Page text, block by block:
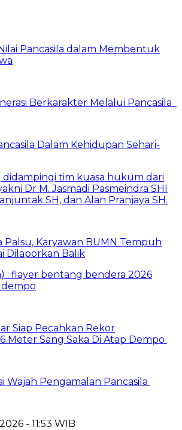
Pancasila dalam Membentuk
Berkarakter Melalui Pancasila
Dalam Kehidupan Sehari-
Palsu, Karyawan BUMN Tempuh
Dilaporkan Balik
Siap Pecahkan Rekor
Meter Sang Saka Di Atap Dempo
Wajah Pengamalan Pancasila
- 11:53 WIB